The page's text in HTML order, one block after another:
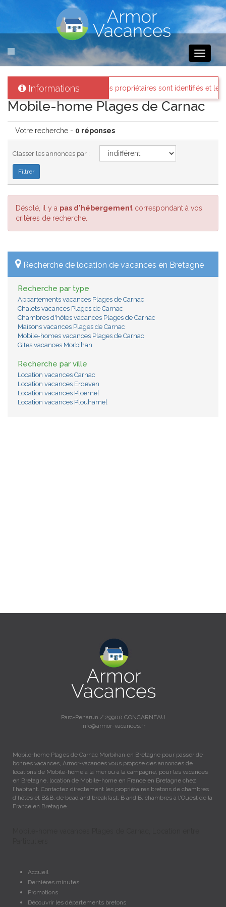
Toggle
Informations
vacances: Tous les propriétaires sont identifiés et les biens
Mobile-home Plages de Carnac
Votre recherche - 0 réponses
Classer les annonces par :
Désolé, il y a pas d'hébergement correspondant à vos
critères de recherche.
Recherche de location de vacances en Bretagne
Recherche par type
Appartements vacances Plages de Carnac
Chalets vacances Plages de Carnac
Chambres d'hôtes vacances Plages de Carnac
Maisons vacances Plages de Carnac
Mobile-homes vacances Plages de Carnac
Gites vacances Morbihan
Recherche par ville
Location vacances Carnac
Location vacances Erdeven
Location vacances Ploemel
Location vacances Plouharnel
Parc-Penarun / 29900 CONCARNEAU
info@armor-vacances.fr
Mobile-home Plages de Carnac Morbihan en Bretagne pour passer de
bonnes vacances, Armor-vacances vous propose des annonces de
locations de Mobile-home à la mer ou à la campagne, pour les vacances
en Bretagne, location de Mobile-home en France en Bretagne chez
l'habitant. Contactez directement les propriétaires bretons de chambres
d'hôtes et B&B, de bead and breakfast, B and B, chambres à l'Ouest de la
France en Bretagne.
Accueil
Dernières minutes
Promotions
Découvrir les départements bretons